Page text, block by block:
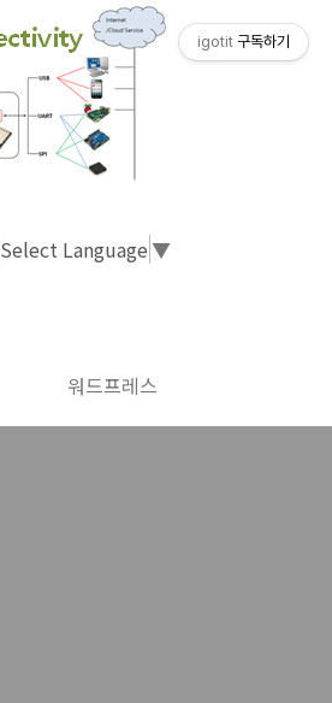
Select Language▼
워드프레스
igotit 구독하기